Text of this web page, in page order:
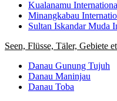
Kualanamu
Minangkabau
Sultan Iskandar Muda
Seen, Flüsse, Täler, Gebiete
Danau Gunung Tujuh
Danau Maninjau
Danau Toba